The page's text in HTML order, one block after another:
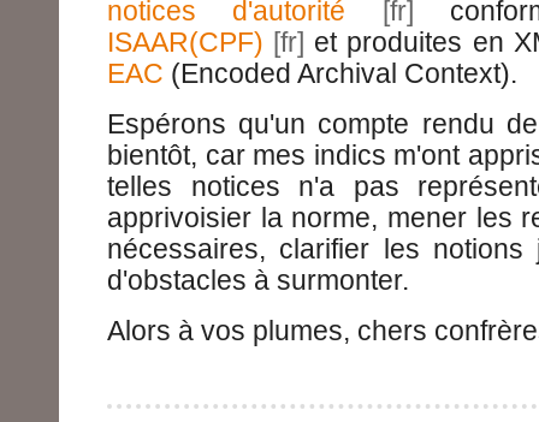
notices d'autorité
ISAAR(CPF)
et produites en
EAC (Encoded Archival Context).
Espérons qu'un compte rendu
bientôt, car mes indics m'ont
telles notices n'a pas
apprivoisier la norme, mener les
nécessaires, clarifier les notions
d'obstacles à surmonter.
Alors à vos plumes, chers